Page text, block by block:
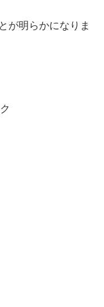
が明らかになりま